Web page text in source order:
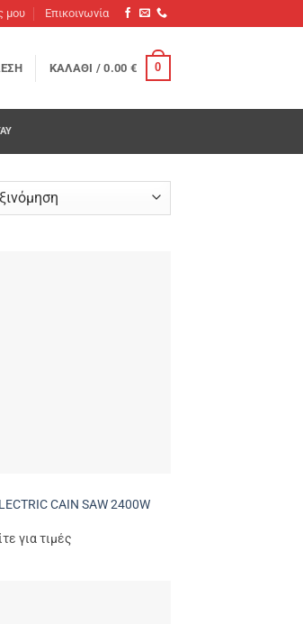
μου Επικοινωνία
ΚΑΛΆΘΙ /0.00 € 0
CAIN SAW 2400W
για τιμές